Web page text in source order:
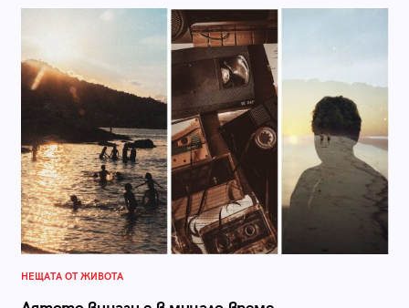
НЕЩАТА ОТ ЖИВОТА